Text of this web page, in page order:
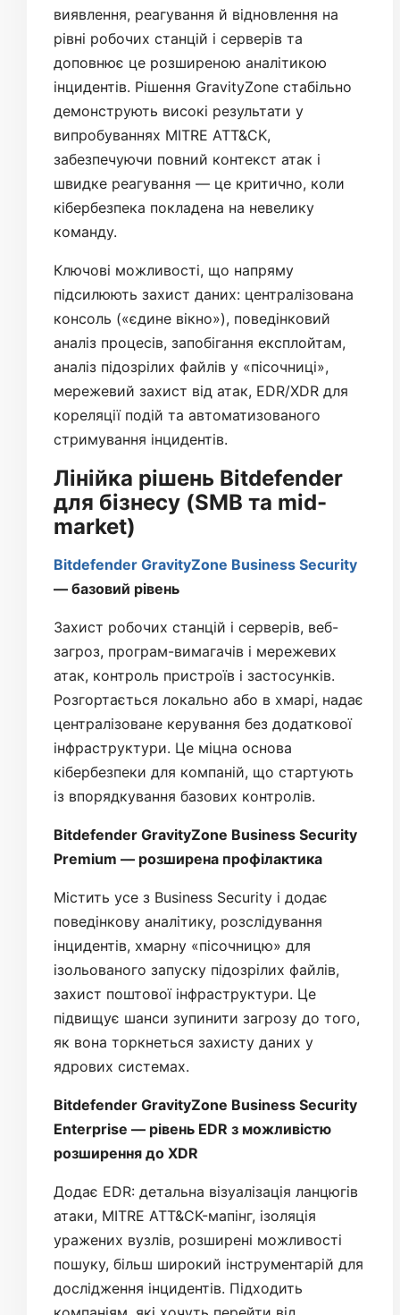
виявлення, реагування й відновлення на
рівні робочих станцій і серверів та
доповнює це розширеною аналітикою
інцидентів. Рішення GravityZone стабільно
демонструють високі результати у
випробуваннях MITRE ATT&CK,
забезпечуючи повний контекст атак і
швидке реагування — це критично, коли
кібербезпека покладена на невелику
команду.
Ключові можливості, що напряму
підсилюють захист даних: централізована
консоль («єдине вікно»), поведінковий
аналіз процесів, запобігання експлойтам,
аналіз підозрілих файлів у «пісочниці»,
мережевий захист від атак, EDR/XDR для
кореляції подій та автоматизованого
стримування інцидентів.
Лінійка рішень Bitdefender
для бізнесу (SMB та mid-
market)
Bitdefender GravityZone Business Security
— базовий рівень
Захист робочих станцій і серверів, веб-
загроз, програм-вимагачів і мережевих
атак, контроль пристроїв і застосунків.
Розгортається локально або в хмарі, надає
централізоване керування без додаткової
інфраструктури. Це міцна основа
кібербезпеки для компаній, що стартують
із впорядкування базових контролів.
Bitdefender GravityZone Business Security
Premium — розширена профілактика
Містить усе з Business Security і додає
поведінкову аналітику, розслідування
інцидентів, хмарну «пісочницю» для
ізольованого запуску підозрілих файлів,
захист поштової інфраструктури. Це
підвищує шанси зупинити загрозу до того,
як вона торкнеться захисту даних у
ядрових системах.
Bitdefender GravityZone Business Security
Enterprise — рівень EDR з можливістю
розширення до XDR
Додає EDR: детальна візуалізація ланцюгів
атаки, MITRE ATT&CK-мапінг, ізоляція
уражених вузлів, розширені можливості
пошуку, більш широкий інструментарій для
дослідження інцидентів. Підходить